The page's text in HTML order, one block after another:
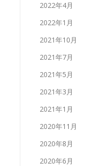
2022年4月
2022年1月
2021年10月
2021年7月
2021年5月
2021年3月
2021年1月
2020年11月
2020年8月
2020年6月